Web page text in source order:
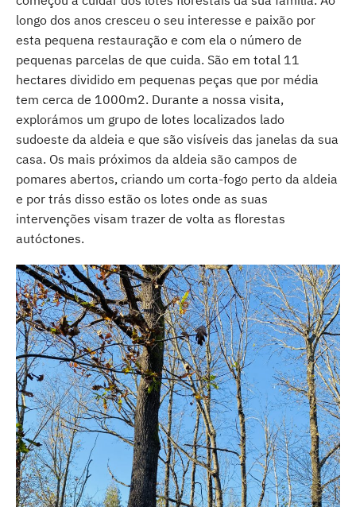
longo dos anos cresceu o seu interesse e paixão por
esta pequena restauração e com ela o número de
pequenas parcelas de que cuida. São em total 11
hectares dividido em pequenas peças que por média
tem cerca de 1000m2. Durante a nossa visita,
explorámos um grupo de lotes localizados lado
sudoeste da aldeia e que são visíveis das janelas da sua
casa. Os mais próximos da aldeia são campos de
pomares abertos, criando um corta-fogo perto da aldeia
e por trás disso estão os lotes onde as suas
intervenções visam trazer de volta as florestas
autóctones.